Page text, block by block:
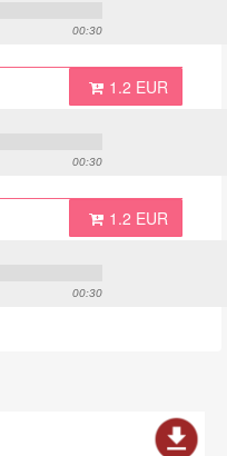
00:30
1.2 EUR
00:30
1.2 EUR
00:30